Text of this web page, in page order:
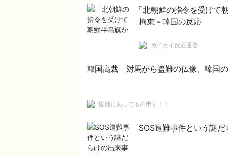
「北朝鮮の指令を受け
拘束＝韓国の反応
カイカイ反応通信
国難にあってもの申す！！
SOS遭難事件という謎